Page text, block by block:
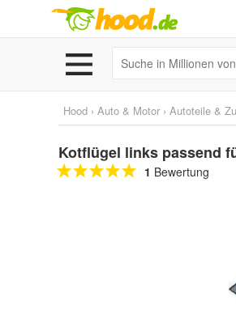
Hood › Auto & Motor › Autoteile &
Kotflügel links passend
1 Bewertung